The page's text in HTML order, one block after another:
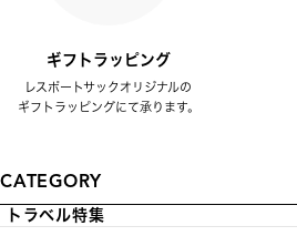
ギフトラッピング
レスポートサックオリジナルの
ギフトラッピングにて承ります。
CATEGORY
トラベル特集